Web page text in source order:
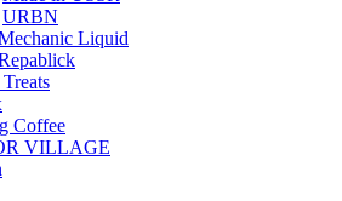
URBN
Liquid
Coffee
VILLAGE